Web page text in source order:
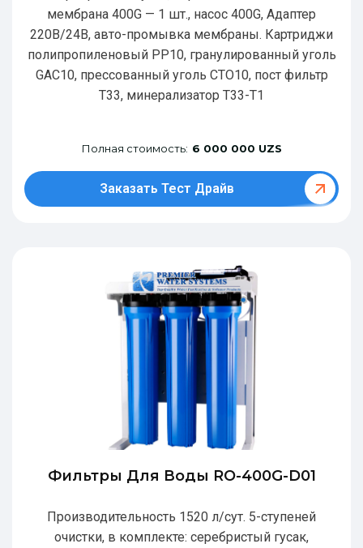
мембрана 400G — 1 шт., насос 400G, Адаптер
220В/24В, авто-промывка мембраны. Картриджи
полипропиленовый РР10, гранулированный уголь
GAC10, прессованный уголь CTO10, пост фильтр
T33, минерализатор Т33-Т1
Полная стоимость: 6 000 000 UZS
Заказать Тест Драйв
Фильтры Для Воды RO-400G-D01
Производительность 1520 л/сут. 5-ступеней
очистки, в комплекте: серебристый гусак,